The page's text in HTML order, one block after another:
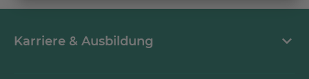
Karriere & Ausbildung